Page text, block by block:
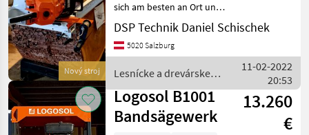
Nový stroj
sich am besten an Ort und
Stelle bearbeiten. Das
Logosol Big Mill ist ein
komplettes
einzigartige Möglichkeiten
bietet,
DSP Technik Daniel Schischek
5020 Salzburg
Lesnícke a drevárske
stroje / Logosol
11-02-2022
20:53
Logosol B1001
Bandsägewerk
13.260
€